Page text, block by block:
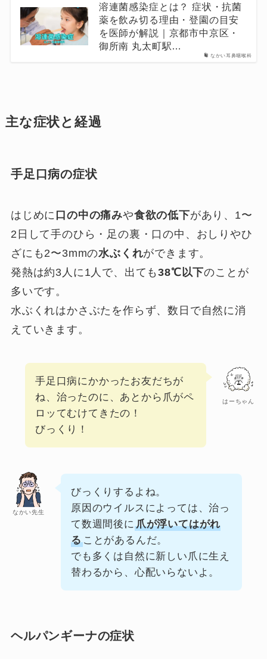
なかい耳鼻咽喉科
溶連菌感染症とは？ 症状・抗菌
薬を飲み切る理由・登園の目安
を医師が解説｜京都市中京区・
御所南 丸太町駅…
主な症状と経過
手足口病の症状
はじめに 口の中の痛みや食欲の低下があり、1〜
2日して手のひら・足の裏・口の中、おしりやひ
ざにも2〜3mmの水ぶくれができます。
発熱は約3人に1人で、出ても38℃以下のことが
多いです。
水ぶくれはかさぶたを作らず、数日で自然に消
えていきます。
はーちゃん
手足口病にかかったお友だちが
ね、治ったのに、あとから爪がペ
ロッてむけてきたの！
びっくり！
なかい先生
びっくりするよね。
原因のウイルスによっては、治っ
て数週間後に爪が浮いてはがれ
ることがあるんだ。
でも多くは自然に新しい爪に生え
替わるから、心配いらないよ。
ヘルパンギーナの症状